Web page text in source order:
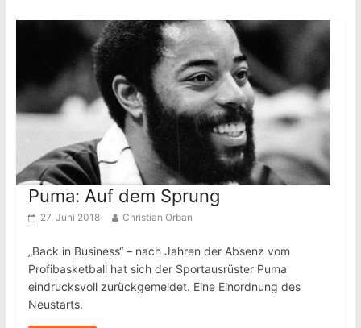
Puma: Auf dem Sprung
27. Juni 2018 Christian Orban
„Back in Business“ – nach Jahren der Absenz vom
Profibasketball hat sich der Sportausrüster Puma
eindrucksvoll zurückgemeldet. Eine Einordnung des
Neustarts.